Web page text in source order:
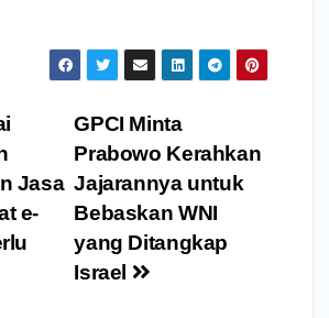
GPCI Minta
Prabowo Kerahkan
Jajarannya untuk
Bebaskan WNI
yang Ditangkap
Israel
Jasa
e-